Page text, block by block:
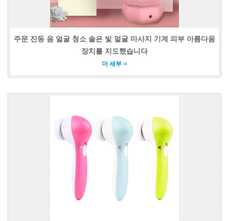
주문 진동 음 얼굴 청소 솔은 빛 얼굴 마사지 기계 피부 아름다움
장치를 지도했습니다
더 세부